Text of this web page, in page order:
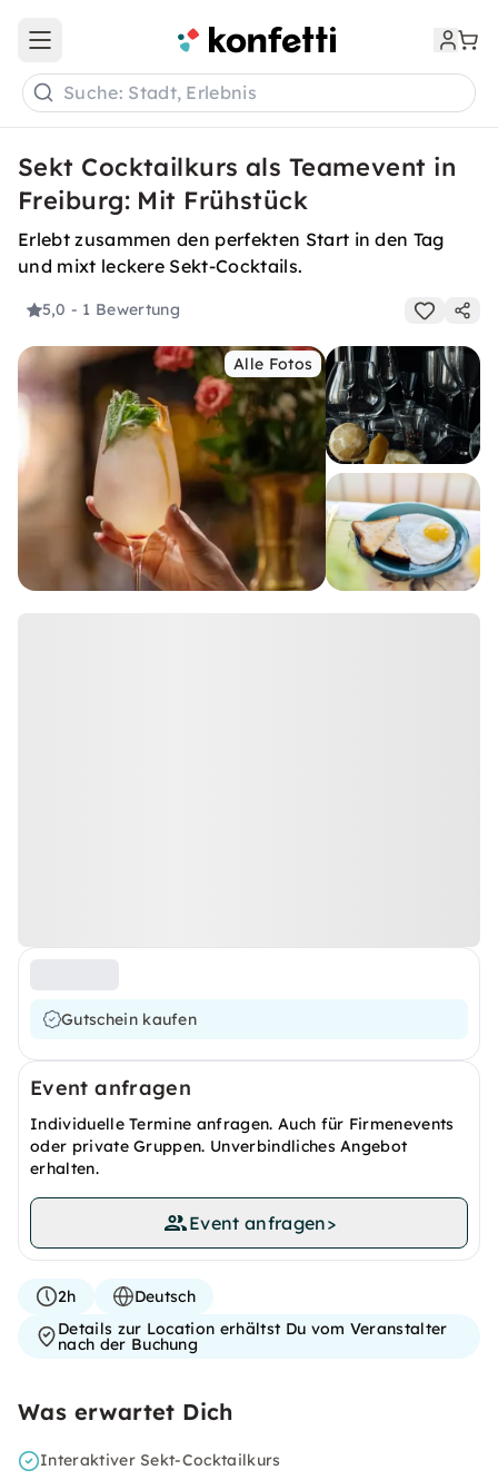
Open main menu
Suche: Stadt, Erlebnis
Sekt Cocktailkurs als Teamevent in
Freiburg: Mit Frühstück
Erlebt zusammen den perfekten Start in den Tag
und mixt leckere Sekt-Cocktails.
5,0 - 1 Bewertung
Alle Fotos
Gutschein kaufen
Event anfragen
Individuelle Termine anfragen. Auch für Firmenevents
oder private Gruppen. Unverbindliches Angebot
erhalten.
Event anfragen>
2h
Deutsch
Details zur Location erhältst Du vom Veranstalter
nach der Buchung
Was erwartet Dich
Interaktiver Sekt-Cocktailkurs